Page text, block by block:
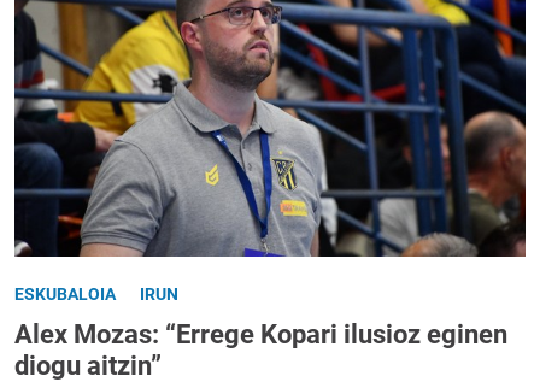
ESKUBALOIA IRUN
Alex Mozas: “Errege Kopari ilusioz eginen
diogu aitzin”